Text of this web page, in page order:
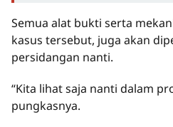
Semua alat bukti serta
kasus tersebut, juga akan
persidangan nanti.
“Kita lihat saja nanti dalam
pungkasnya.